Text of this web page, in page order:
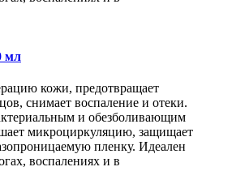
мл
кожи, предотвращает
снимает воспаление и отеки.
и обезболивающим
микроциркуляцию, защищает
пленку. Идеален
воспалениях и в